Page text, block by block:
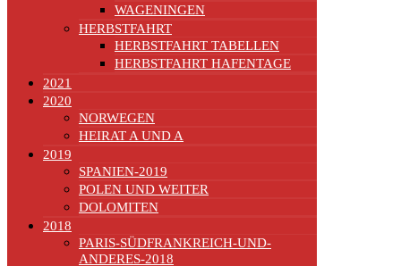
WAGENINGEN
HERBSTFAHRT
HERBSTFAHRT TABELLEN
HERBSTFAHRT HAFENTAGE
2021
2020
NORWEGEN
HEIRAT A UND A
2019
SPANIEN-2019
POLEN UND WEITER
DOLOMITEN
2018
PARIS-SÜDFRANKREICH-UND-
ANDERES-2018